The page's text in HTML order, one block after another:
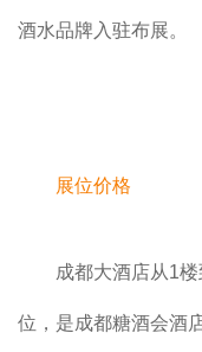
酒水品牌入驻布展。
展位价格
成都大酒店从1
位，是成都糖酒会酒